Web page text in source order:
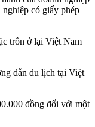
có giấy phép
trốn ở lại Việt Nam
dẫn du lịch tại Việt
đồng đối với một